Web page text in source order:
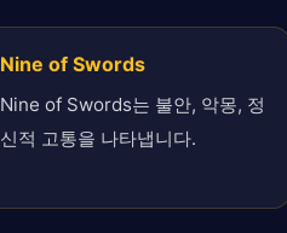
Nine of Swords
Nine of Swords는 불안, 악몽, 정
신적 고통을 나타냅니다.